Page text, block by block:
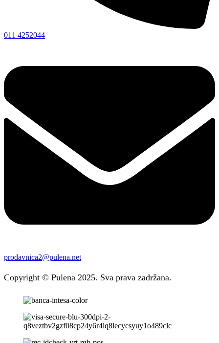
011 4252044
prodavnica2@pulena.net
Copyright © Pulena 2025. Sva prava zadržana.